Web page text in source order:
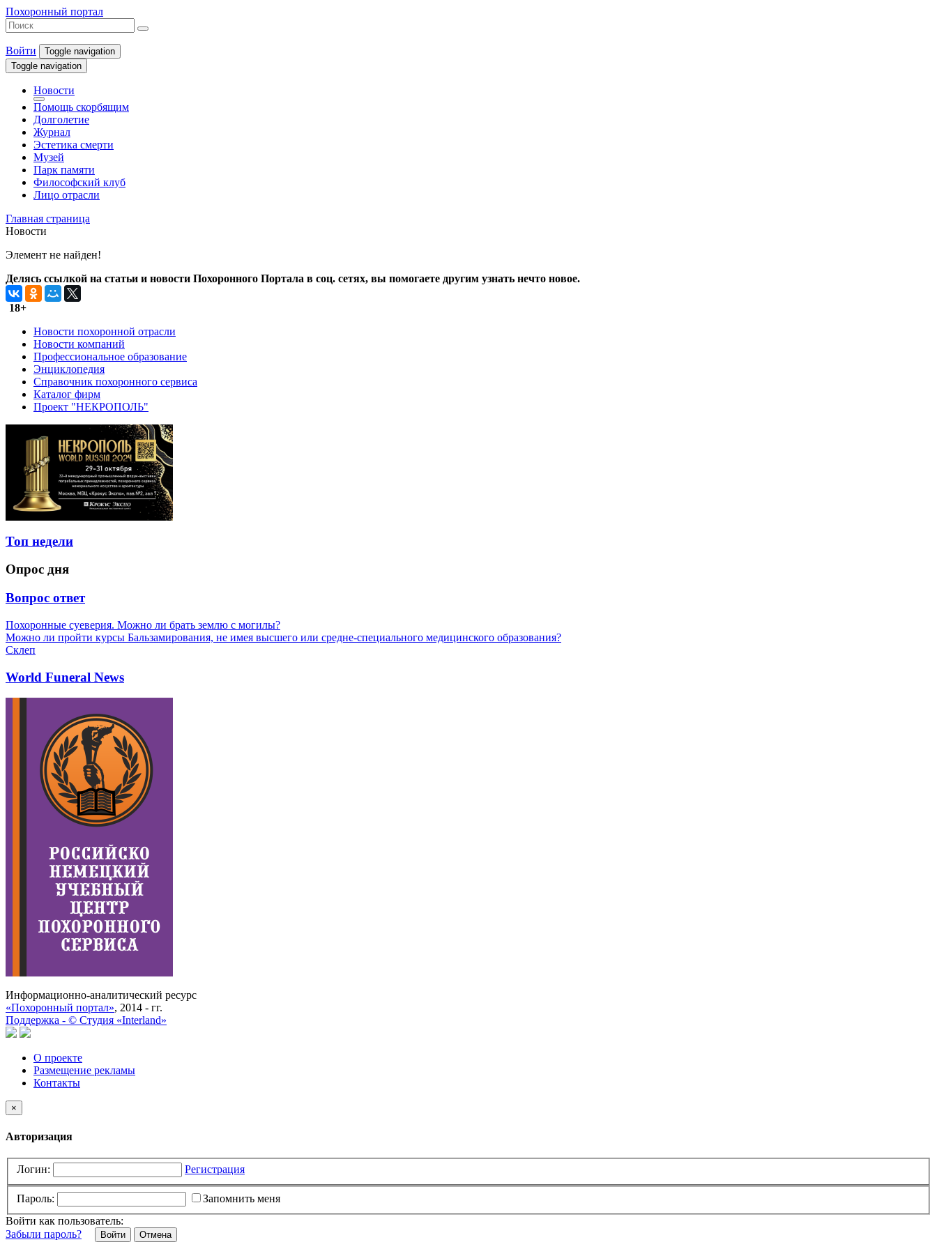
Похоронный портал
Войти
Toggle navigation
Toggle navigation
Новости
Помощь скорбящим
Долголетие
Журнал
Эстетика смерти
Музей
Парк памяти
Философский клуб
Лицо отрасли
Главная страница
Новости
Элемент не найден!
Делясь ссылкой на статьи и новости Похоронного Портала в соц. сетях, вы помогаете другим узнать нечто новое.
18+
Новости похоронной отрасли
Новости компаний
Профессиональное образование
Энциклопедия
Справочник похоронного сервиса
Каталог фирм
Проект "НЕКРОПОЛЬ"
Топ недели
Опрос дня
Вопрос ответ
Похоронные суеверия. Можно ли брать землю с могилы?
Можно ли пройти курсы Бальзамирования, не имея высшего или средне-специального медицинского образования?
Склеп
World Funeral News
Информационно-аналитический ресурс
«Похоронный портал», 2014 - гг.
Поддержка - © Cтудия «Interland»
О проекте
Размещение рекламы
Контакты
×
Авторизация
Логин: Регистрация
Пароль:
Запомнить меня
Войти как пользователь:
Забыли пароль?
Отмена